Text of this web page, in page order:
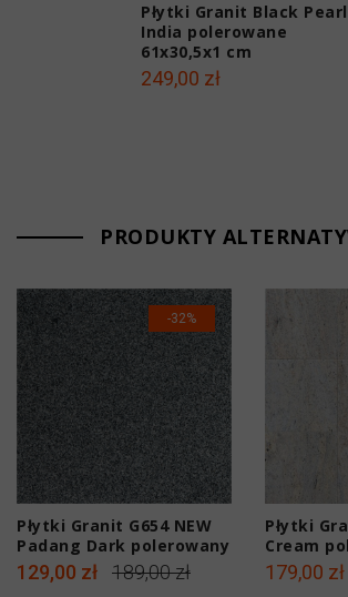
Płytki Granit Black Pearl
India polerowane
61x30,5x1 cm
249,00 zł
PRODUKTY
-32%
Płytki Granit G654 NEW
Padang Dark polerowany
60x60x1,5 cm
129,00 zł 189,00 zł
Płytki
Cream
179,00 zł